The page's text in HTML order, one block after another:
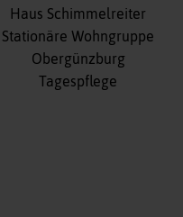
Haus Schimmelreiter
Stationäre Wohngruppe
Obergünzburg
Tagespflege